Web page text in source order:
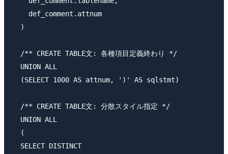
    def_comment.attnum
  )
  /** CREATE TABLE文: 各種項目定義終わり */
  UNION ALL
  (SELECT 1000 AS attnum, ')' AS sqlstmt)
  /** CREATE TABLE文: 分散スタイル指定 */
  UNION ALL
  (
  SELECT DISTINCT